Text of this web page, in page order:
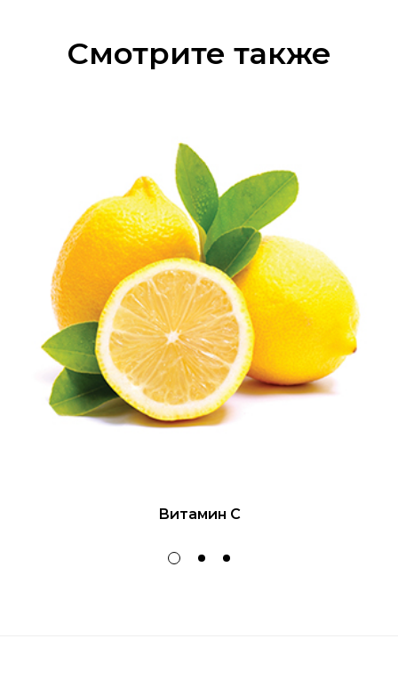
Смотрите также
Витамин С